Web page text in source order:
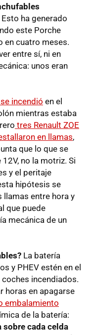
Esto ha generado
este Porche
en cuatro meses.
entre sí, ni en
unos eran
incendió en el
mientras estaba
tres Renault ZOE
en llamas,
que lo que se
no la motriz. Si
y el peritaje
hipótesis se
llamas entre hora y
que puede
mecánica de un
La batería
y PHEV estén en el
incendiados.
horas en apagarse
embalamiento
de la batería:
sobre cada celda